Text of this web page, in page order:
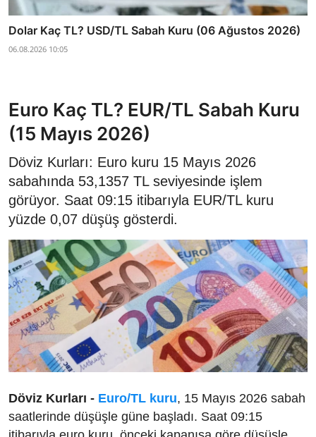
Dolar Kaç TL? USD/TL Sabah Kuru (06 Ağustos 2026)
06.08.2026 10:05
Euro Kaç TL? EUR/TL Sabah Kuru
(15 Mayıs 2026)
Döviz Kurları: Euro kuru 15 Mayıs 2026
sabahında 53,1357 TL seviyesinde işlem
görüyor. Saat 09:15 itibarıyla EUR/TL kuru
yüzde 0,07 düşüş gösterdi.
Döviz Kurları - Euro/TL kuru, 15 Mayıs 2026 sabah
saatlerinde düşüşle güne başladı. Saat 09:15